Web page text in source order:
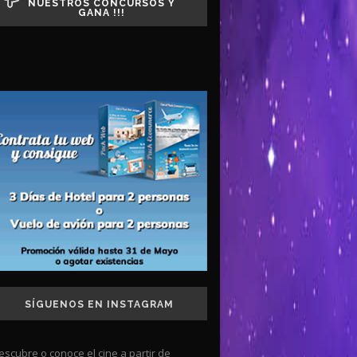
NUESTROS CONCURSOS Y
GANA !!!
SÍGUENOS EN INSTAGRAM
o conoce el cine a partir de